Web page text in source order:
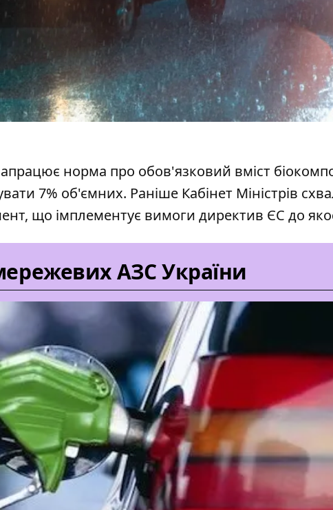
норма про обов'язковий вміст
7% об'ємних. Раніше Кабінет Міністрів
що імплементує вимоги директив ЄС до
АЗС України